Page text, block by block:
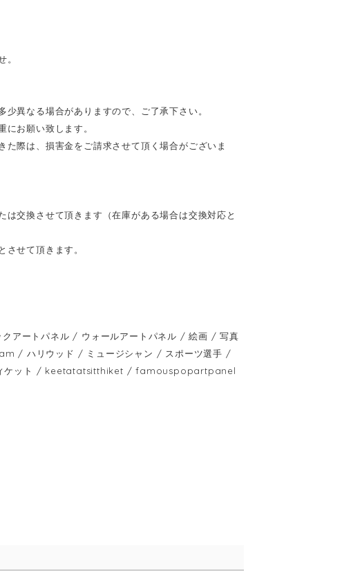
。
異なる場合がありますので、ご了承下さい。
お願い致します。
際は、損害金をご請求させて頂く場合がございま
交換させて頂きます（在庫がある場合は交換対応と
せて頂きます。
アートパネル / ウォールアートパネル / 絵画 / 写真
/ ハリウッド / ミュージシャン / スポーツ選手 /
ィケット / keetatatsitthiket / famouspopartpanel